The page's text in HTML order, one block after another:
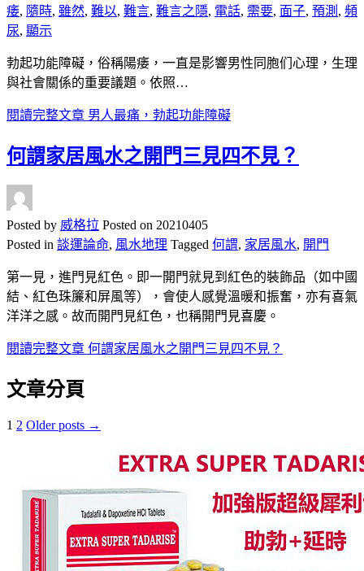
痿, 隨時, 雖然, 難以, 難言, 難言之隱, 電話, 需要, 面子, 預測 , 頻
尿, 顯示
勃起功能障礙，俗稱陽痿，一直是影響男性同胞们心理，生理
與社會關係的重要議題。依照…
閱讀完整文章 男人最痛，勃起功能障礙
何謂家居風水之開門三見四不見？
Posted by 威格拉 Posted on 20210405
Posted in 談運論命, 風水地理 Tagged 何謂, 家居風水, 開門
第一見，進門見紅色。即一開門就見到紅色的裝飾品（如中國
結、紅色珠簾和屏風等），會使人感覺溫暖和振奮，亦有喜氣
洋洋之感。故而開門見紅色，也稱開門見喜慶。
閱讀完整文章 何謂家居風水之開門三見四不見？
文章分頁
1 2 Older posts →